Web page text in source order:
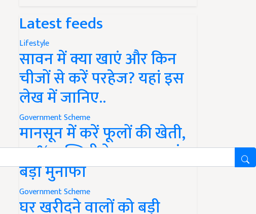
Latest feeds
Lifestyle
सावन में क्या खाएं और किन
चीजों से करें परहेज? यहां इस
लेख में जानिए..
Government Scheme
मानसून में करें फूलों की खेती,
50% सब्सिडी के साथ कमाएं
बड़ा मुनाफा
Government Scheme
घर खरीदने वालों को बड़ी